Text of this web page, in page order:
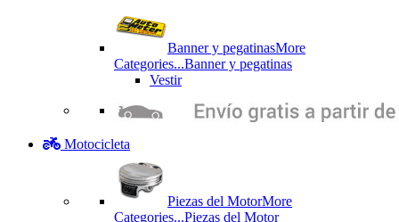
Banner y pegatinasMore
Categories...Banner y pegatinas
Vestir
Motocicleta
Piezas del MotorMore
Categories...Piezas del Motor